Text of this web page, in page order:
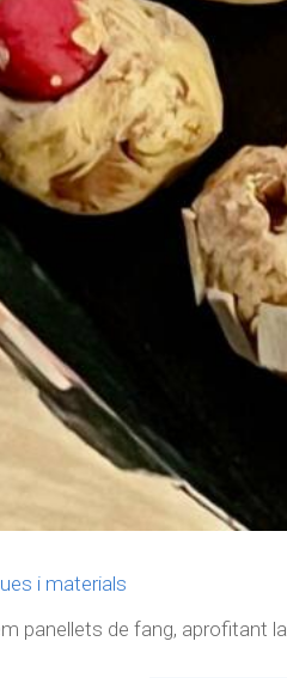
i materials
panellets de fang, aprofitant